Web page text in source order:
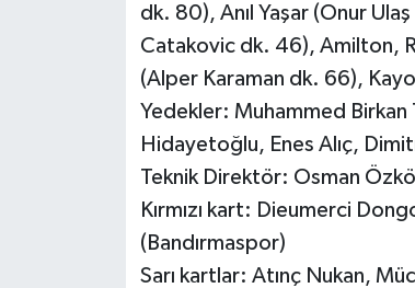
dk. 80), Anıl Yaşar (Onur
Catakovic dk. 46), Amilton,
(Alper Karaman dk. 66),
Yedekler: Muhammed
Hidayetoğlu, Enes Alıç,
Teknik Direktör: Osman
Kırmızı kart: Dieumerci
(Bandırmaspor)
Sarı kartlar: Atınç Nukan,